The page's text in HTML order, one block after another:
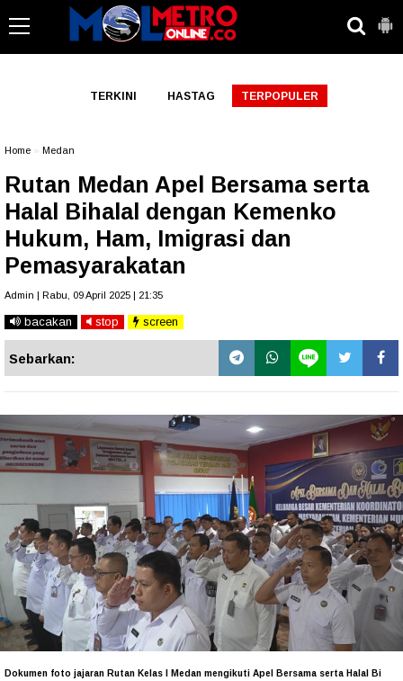
TERKINI HASTAG TERPOPULER
Home Medan
Rutan Medan Apel Bersama serta
Halal Bihalal dengan Kemenko
Hukum, Ham, Imigrasi dan
Pemasyarakatan
Admin | Rabu, 09 April 2025 | 21:35
bacakan stop screen
Sebarkan:
Dokumen foto jajaran Rutan Kelas I Medan mengikuti Apel Bersama serta Halal Bi